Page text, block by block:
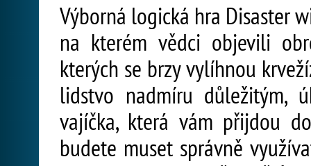
Výborná logická hra Disaster
na kterém vědci objevili
kterých se brzy vylíhnou
lidstvo nadmíru důležitým,
vajíčka, která vám přijdou
budete muset správně